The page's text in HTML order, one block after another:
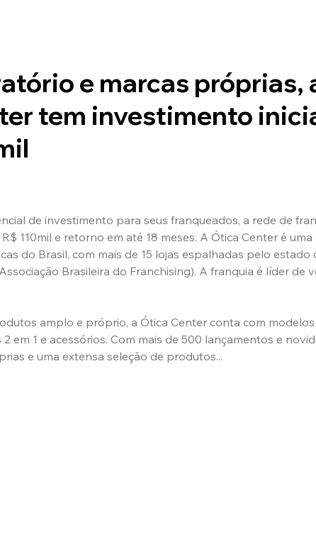
e marcas próprias,
tem investimento
de investimento para seus franqueados, a rede de
110mil e retorno em até 18 meses. A Ótica Center é uma
do Brasil, com mais de 15 lojas espalhadas pelo estado
Brasileira do Franchising). A franquia é líder de
amplo e próprio, a Ótica Center conta com modelos
em 1 e acessórios. Com mais de 500 lançamentos e
e uma extensa seleção de produtos...